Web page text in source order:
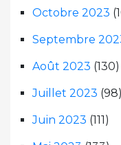
Octobre 2023
Septembre
Août 2023 (130)
Juillet 2023 (98)
Juin 2023 (111)